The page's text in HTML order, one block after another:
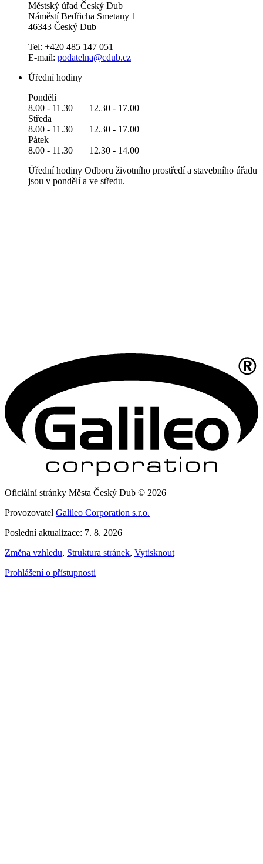
Městský úřad Český Dub
Náměstí Bedřicha Smetany 1
46343 Český Dub
Tel: +420 485 147 051
E-mail: podatelna@cdub.cz
Úřední hodiny
Pondělí
8.00 - 11.30 12.30 - 17.00
Středa
8.00 - 11.30 12.30 - 17.00
Pátek
8.00 - 11.30 12.30 - 14.00
Úřední hodiny Odboru životního prostředí a stavebního úřadu
jsou v pondělí a ve středu.
Oficiální stránky Města Český Dub © 2026
Provozovatel Galileo Corporation s.r.o.
Poslední aktualizace: 7. 8. 2026
Změna vzhledu, Struktura stránek, Vytisknout
Prohlášení o přístupnosti